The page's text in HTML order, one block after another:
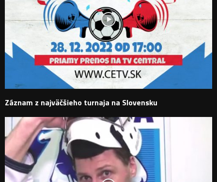
Záznam z najväčšieho turnaja na Slovensku